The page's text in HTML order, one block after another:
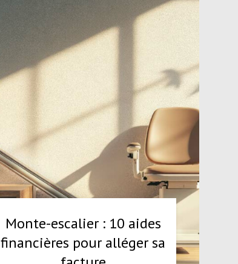
Monte-escalier : 10 aides
financières pour alléger sa